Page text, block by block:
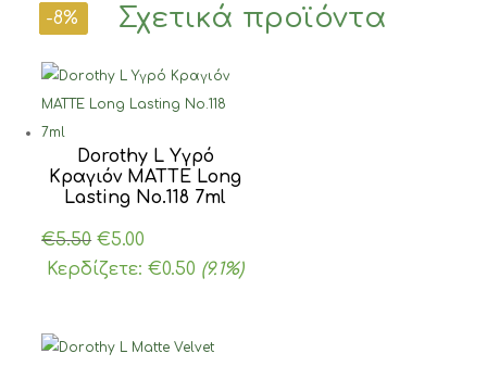
Σχετικά προϊόντα
-9%
Dorothy L Υγρό
Κραγιόν MATTE Long
Lasting Νο.118 7ml
€5.50 Original
price
€5.00
τρέχουσα
€5.00.
Κερδίζετε:€0.50 (9.1%)
-11%
-8%